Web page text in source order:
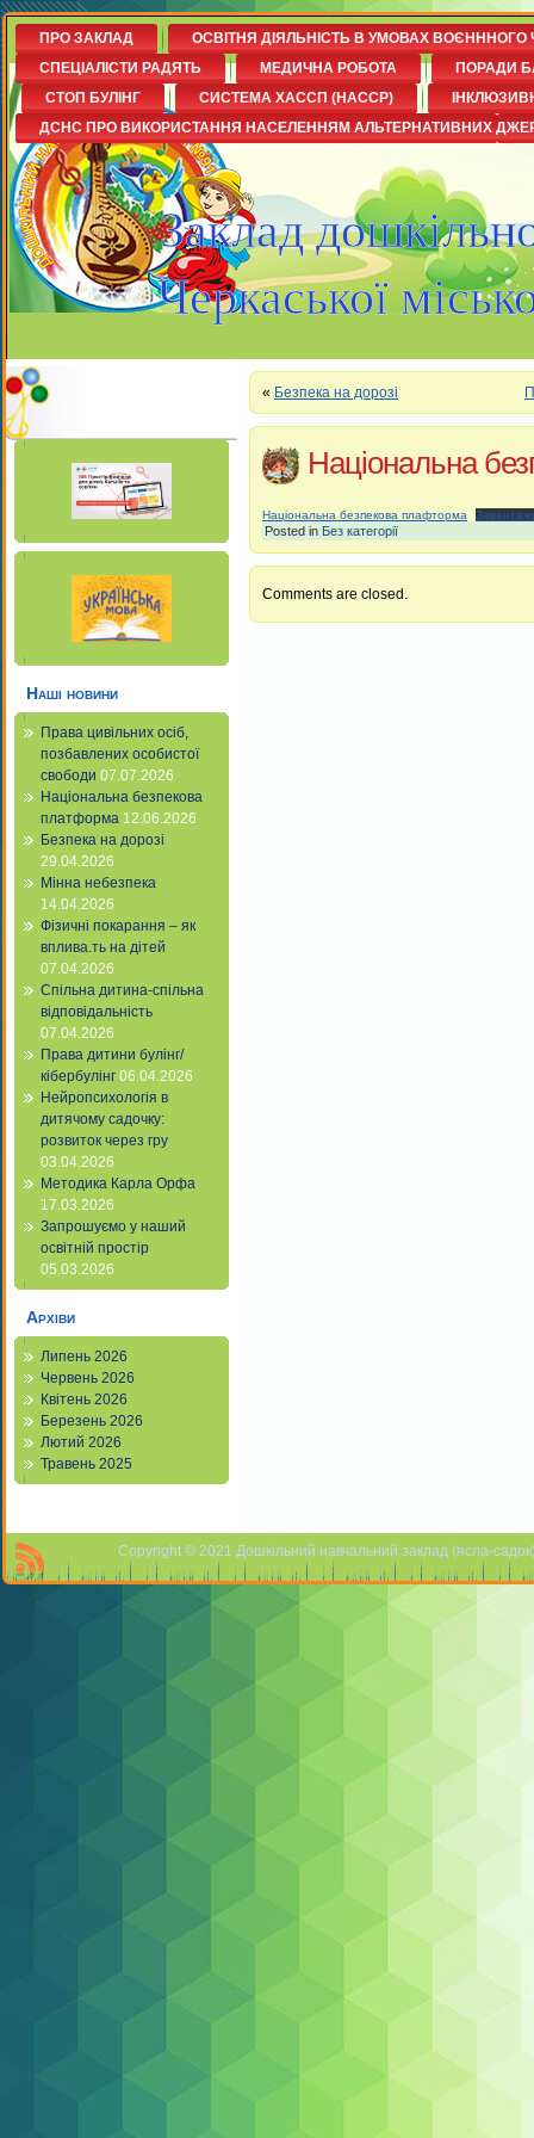
Заклад
Черкаської
ПРО ЗАКЛАД
ОСВІТНЯ ДІЯЛЬНІСТЬ В УМОВАХ ВОЄНННОГО
СПЕЦІАЛІСТИ РАДЯТЬ
МЕДИЧНА РОБОТА
ПОРАДИ
СТОП БУЛІНГ
СИСТЕМА ХАССП (НАССР)
ДСНС ПРО ВИКОРИСТАННЯ НАСЕЛЕННЯМ АЛЬТЕРНАТИВНИХ
Наші новини
Права цивільних осіб,
позбавлених особистої
свободи 07.07.2026
Національна безпекова
платформа 12.06.2026
Безпека на дорозі
29.04.2026
Мінна небезпека
14.04.2026
Фізичні покарання – як
вплива.ть на дітей
07.04.2026
Спільна дитина-спільна
відповідальність
07.04.2026
Права дитини булінг/
кібербулінг 06.04.2026
Нейропсихологія в
дитячому садочку:
розвиток через гру
03.04.2026
Методика Карла Орфа
17.03.2026
Запрошуємо у наший
освітній простір
05.03.2026
Архіви
Липень 2026
Червень 2026
Квітень 2026
Березень 2026
Лютий 2026
Травень 2025
« Безпека на дорозі
Національна
Національна безпекова плафторма
Posted in Без категорії
Comments are closed.
Copyright © 2021 Дошкільний навчальний заклад (ясла-